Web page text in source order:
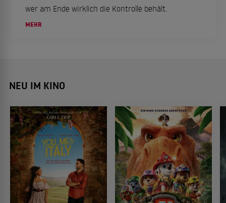
wer am Ende wirklich die Kontrolle behält.
MEHR
NEU IM KINO